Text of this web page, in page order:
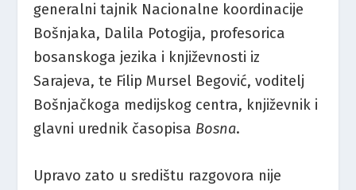
generalni tajnik Nacionalne koordinacije
Bošnjaka, Dalila Potogija, profesorica
bosanskoga jezika i književnosti iz
Sarajeva, te Filip Mursel Begović, voditelj
Bošnjačkoga medijskog centra, književnik i
glavni urednik časopisa Bosna.
Upravo zato u središtu razgovora nije